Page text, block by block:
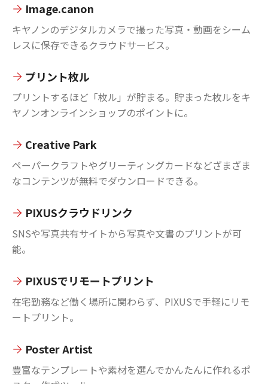
Image.canon
キヤノンのデジタルカメラで撮った写真・動画をシーム
レスに保存できるクラウドサービス。
プリント枚ル
プリントするほど「枚ル」が貯まる。貯まった枚ルをキ
ヤノンオンラインショップのポイントに。
Creative Park
ペーパークラフトやグリーティングカードなどざまざま
なコンテンツが無料でダウンロードできる。
PIXUSクラウドリンク
SNSや写真共有サイトから写真や文書のプリントが可
能。
PIXUSでリモートプリント
在宅勤務など働く場所に関わらず、PIXUSで手軽にリモ
ートプリント。
Poster Artist
豊富なテンプレートや素材を選んでかんたんに作れるポ